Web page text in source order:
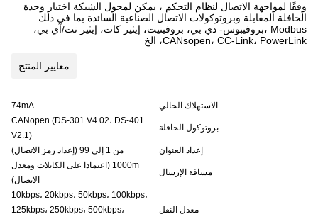
وفقًا لمواجهة الاتصال لنظام التحكم ، يمكن لمحول الشبكة اختيار وحدة
الحافلة المقابلة وبروتوكولات الاتصال الصناعية السائدة بما في ذلك
Modbus ،بروفيبوس- دي بي، بروفينيت، إيثير كات، إيثير نت/آي بي،
CANsopen، CC-Link، PowerLink، الخ
معايير المنتج
الاستهلاك الحالي 74mA
بروتوكول الحافلة
CANopen (DS-301 V4.02، DS-401
V2.1)
إعداد العنوان
من 1 إلى 99 (إعداد رمز الاتصال)
مسافة الإرسال
1000m (اعتمادا على الكابلات ومعدل
الاتصال)
معدل النقل
10kbps، 20kbps، 50kbps، 100kbps،
125kbps، 250kbps، 500kbps،